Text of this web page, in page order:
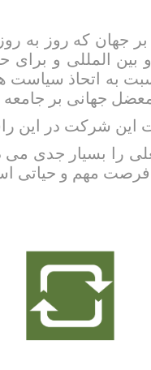
جهان که روز به
بین المللی و
به اتحاذ سیاست
جهانی بر جامعه
این شرکت در این
را بسیار جدی می
فرصت مهم و حیاتی